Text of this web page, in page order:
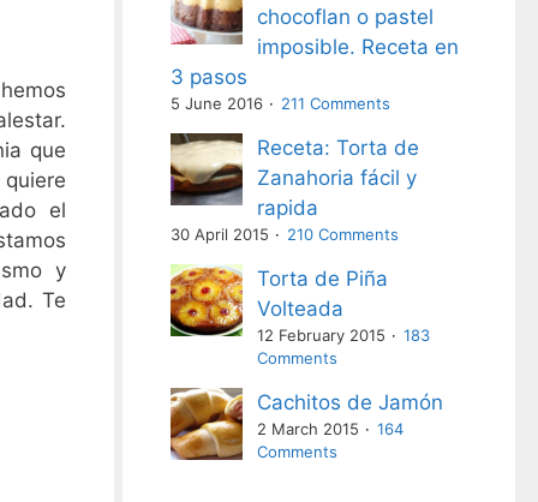
que
el
y
Te
chocoflan o pastel
imposible. Receta en
3 pasos
5 June 2016 211 Comments
Receta: Torta de
Zanahoria fácil y
rapida
30 April 2015 210 Comments
Torta de Piña
Volteada
12 February 2015
183
Comments
Cachitos de Jamón
2 March 2015
164
Comments